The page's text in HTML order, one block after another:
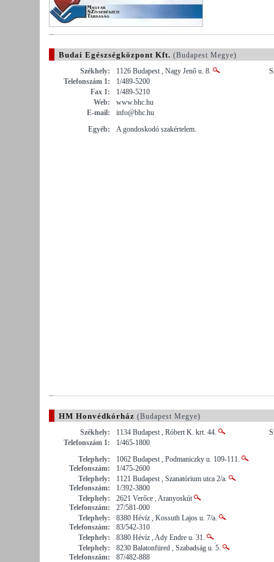
Budai Egészségközpont Kft. (Budapest Megye)
Székhely:
1126 Budapest , Nagy Jenő u. 8.
Telefonszám 1:
1/489-5200
Fax 1:
1/489-5210
Web:
www.bhc.hu
E-mail:
info@bhc.hu
Egyéb:
A gondoskodó szakértelem.
HM Honvédkórház (Budapest Megye)
Székhely:
1134 Budapest , Róbert K. krt. 44.
Telefonszám 1:
1/465-1800
Telephely:
1062 Budapest , Podmaniczky u. 109-111.
Telefonszám:
1/475-2600
Telephely:
1121 Budapest , Szanatórium utca 2/a.
Telefonszám:
1/392-3800
Telephely:
2621 Verőce , Aranyoskút
Telefonszám:
27/581-000
Telephely:
8380 Hévíz , Kossuth Lajos u. 7/a.
Telefonszám:
83/542-310
Telephely:
8380 Hévíz , Ady Endre u. 31.
Telephely:
8230 Balatonfüred , Szabadság u. 5.
Telefonszám:
87/482-888